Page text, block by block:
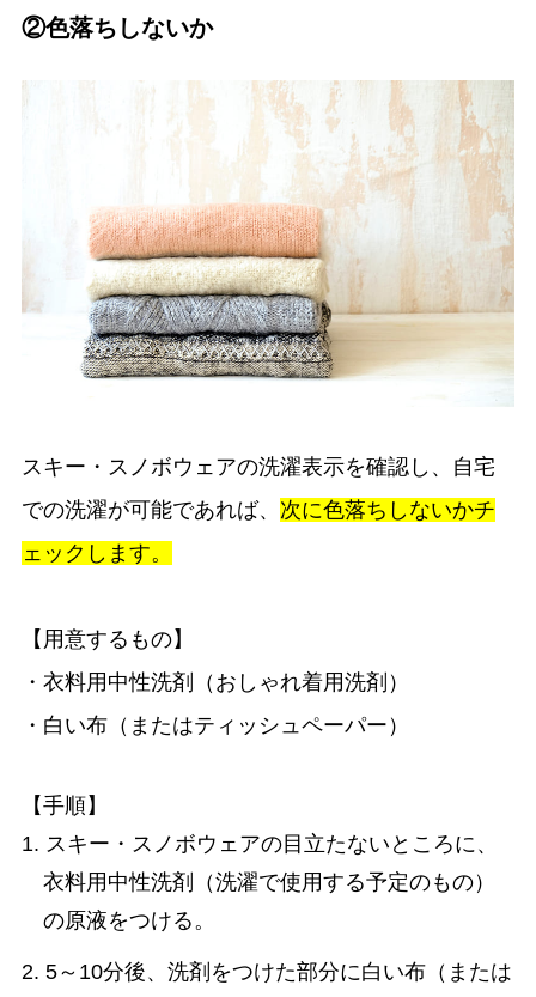
②色落ちしないか
スキー・スノボウェアの洗濯表示を確認し、自宅
での洗濯が可能であれば、 次に色落ちしないかチ
ェックします。
【用意するもの】
・衣料用中性洗剤（おしゃれ着用洗剤）
・白い布（またはティッシュペーパー）
【手順】
1. スキー・スノボウェアの目立たないところに、
衣料用中性洗剤（洗濯で使用する予定のもの）
の原液をつける。
2. 5～10分後、洗剤をつけた部分に白い布（または